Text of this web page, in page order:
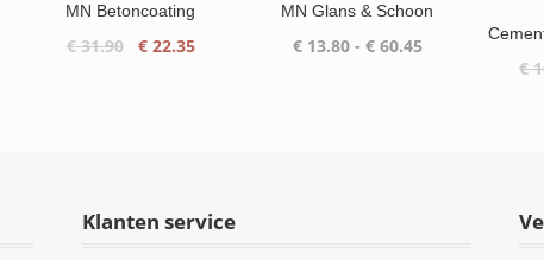
MN Betoncoating
€31.90
Oorspronkelijke
€ 22.35Huidige
MN Glans & Schoon
€13.80 - €60.45Prijsklasse:
€
Klanten service